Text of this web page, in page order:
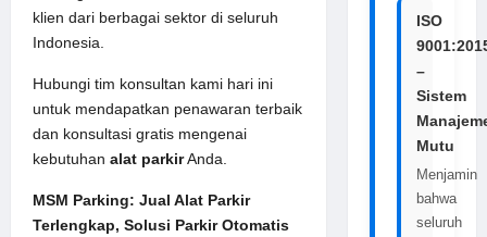
klien dari berbagai sektor di seluruh
Indonesia.
Hubungi tim konsultan kami hari ini
untuk mendapatkan penawaran terbaik
dan konsultasi gratis mengenai
kebutuhan alat parkirAnda.
MSM Parking: Jual Alat Parkir
Terlengkap, Solusi Parkir Otomatis
ISO
–
Sistem
Mutu
Menjamin
bahwa
seluruh